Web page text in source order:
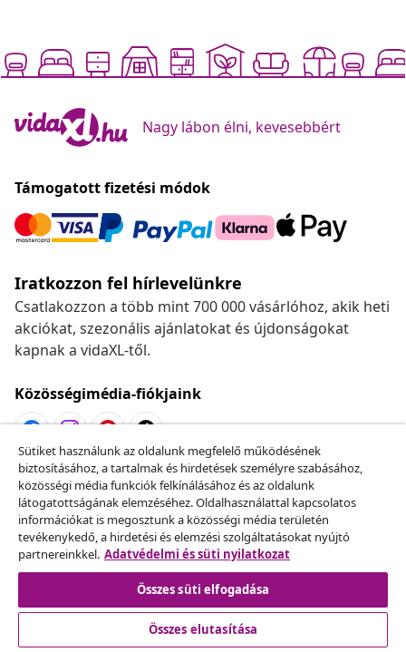
Nagy lábon élni, kevesebbért
Támogatott fizetési módok
Iratkozzon fel hírlevelünkre
Csatlakozzon a több mint 700 000 vásárlóhoz, akik heti
akciókat, szezonális ajánlatokat és újdonságokat
kapnak a vidaXL-től.
Közösségimédia-fiókjaink
Szerződéstől való elállás
Küldj be egy rendelés lemondására vonatkozó
kérelmet.
Szerződéstől való elállás
Sütiket használunk az oldalunk megfelelő működésének
biztosításához, a tartalmak és hirdetések személyre szabásához,
közösségi média funkciók felkínálásához és az oldalunk
látogatottságának elemzéséhez. Oldalhasználattal kapcsolatos
információkat is megosztunk a közösségi média területén
tevékenykedő, a hirdetési és elemzési szolgáltatásokat nyújtó
partnereinkkel. Adatvédelmi és süti nyilatkozat
Összes süti elfogadása
Összes elutasítása